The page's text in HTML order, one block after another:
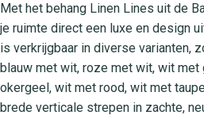
Met het behang Linen Lines uit de
je ruimte direct een luxe en design
is verkrijgbaar in diverse varianten,
blauw met wit, roze met wit, wit met
okergeel, wit met rood, wit met
brede verticale strepen in zachte,